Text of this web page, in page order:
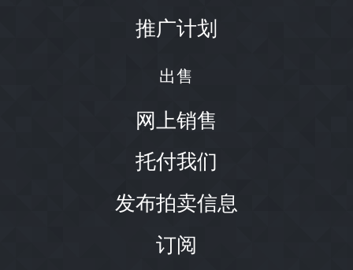
推广计划
出售
网上销售
托付我们
发布拍卖信息
订阅